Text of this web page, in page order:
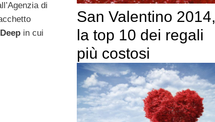
di
in cui
San Valentino 2014,
la top 10 dei regali
più costosi